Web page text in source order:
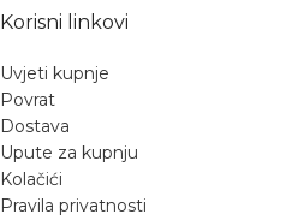
Korisni linkovi
Uvjeti kupnje
Povrat
Dostava
Upute za kupnju
Kolačići
Pravila privatnosti